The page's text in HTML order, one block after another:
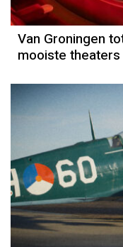
Van Groningen
mooiste